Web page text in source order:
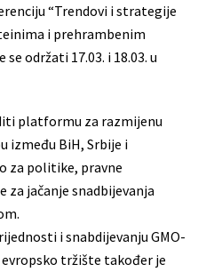
“Trendovi i strategije
i prehrambenim
održati 17.03. i 18.03. u
platformu za razmijenu
između BiH, Srbije i
za politike, pravne
za jačanje snadbijevanja
i snabdijevanju GMO-
tržište također je